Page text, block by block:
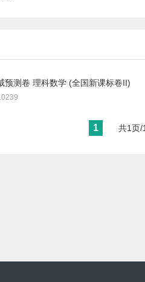
预测卷 理科数学 (全国新课标卷II)
1 共1页/